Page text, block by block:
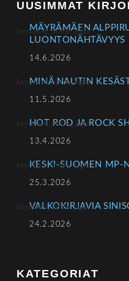
UUSIMMAT
MÄYRÄMÄEN
LUONTONÄHTÄVYYS
14.6.2026
MINÄ NAUTIN
11.5.2026
HOT ROD JA ROCK
13.4.2026
KESKI-SUOMEN MP-
25.3.2026
VALKOKIRJAVIA
24.2.2026
KATEGORIAT